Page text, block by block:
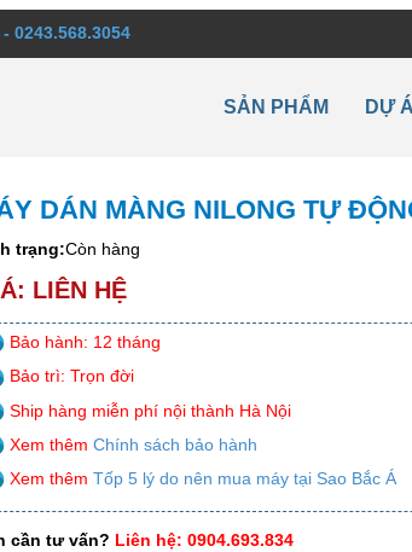
0243.568.3054
SẢN PHẨM DỰ
DÁN MÀNG NILONG TỰ
trạng:Còn hàng
LIÊN HỆ
Bảo hành: 12 tháng
Bảo trì: Trọn đời
Ship hàng miễn phí nội thành Hà Nội
Xem thêmChính sách bảo hành
Xem thêmTốp 5 lý do nên mua máy tại Sao Bắc Á
cần tư vấn? Liên hệ: 0904.693.834